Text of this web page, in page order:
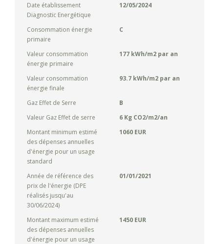
Date établissement
Diagnostic Energétique
12/05/2024
Consommation énergie
primaire
C
Valeur consommation
énergie primaire
177 kWh/m2 par an
Valeur consommation
énergie finale
93.7 kWh/m2 par an
Gaz Effet de Serre
B
Valeur Gaz Effet de serre
6 Kg CO2/m2/an
Montant minimum estimé
des dépenses annuelles
d'énergie pour un usage
standard
1060 EUR
Année de référence des
prix de l'énergie (DPE
réalisés jusqu'au
30/06/2024)
01/01/2021
Montant maximum estimé
des dépenses annuelles
d'énergie pour un usage
1450 EUR